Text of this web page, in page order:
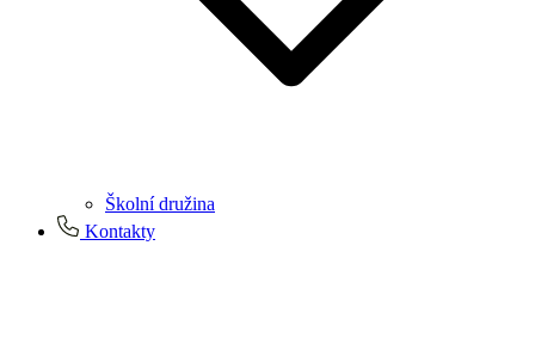
Školní družina
Kontakty